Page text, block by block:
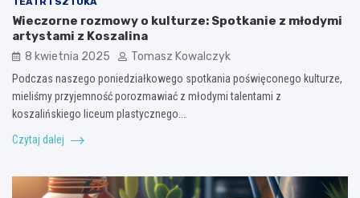
Wieczorne rozmowy o kulturze: Spotkanie z młodymi
artystami z Koszalina
8 kwietnia 2025 Tomasz Kowalczyk
Podczas naszego poniedziałkowego spotkania poświęconego kulturze,
mieliśmy przyjemność porozmawiać z młodymi talentami z
koszalińskiego liceum plastycznego.…
Czytaj dalej